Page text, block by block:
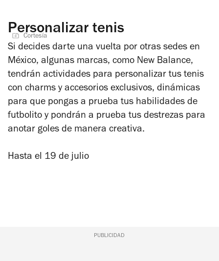
Personalizar tenis
Cortesía
Si decides darte una vuelta por otras sedes en
México, algunas marcas, como New Balance,
tendrán actividades para personalizar tus tenis
con charms y accesorios exclusivos, dinámicas
para que pongas a prueba tus habilidades de
futbolito y pondrán a prueba tus destrezas para
anotar goles de manera creativa.
Hasta el 19 de julio
PUBLICIDAD